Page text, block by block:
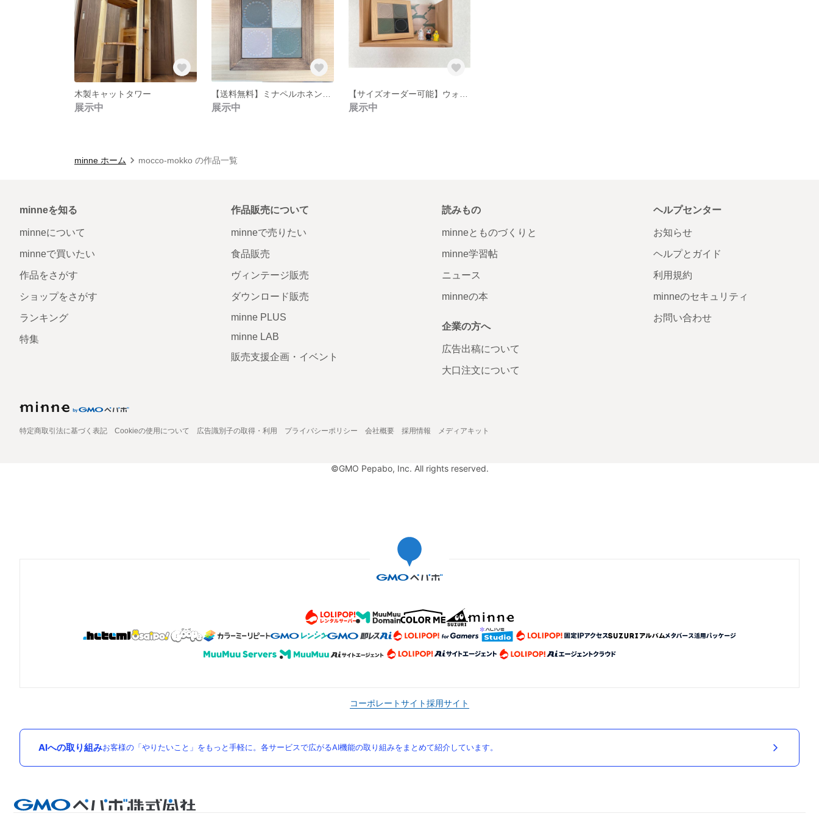
木製キャットタワー
展示中 展示中 展示中
minne ホーム mocco-mokko の作品一覧
minneを知る
minneについて
minneで買いたい
作品をさがす
ショップをさがす
ランキング
特集
作品販売について
minneで売りたい
食品販売
ヴィンテージ販売
ダウンロード販売
minne PLUS
minne LAB
販売支援企画・イベント
読みもの
minneとものづくりと
minne学習帖
ニュース
minneの本
企業の方へ
広告出稿について
大口注文について
ヘルプセンター
お知らせ
ヘルプとガイド
利用規約
minneのセキュリティ
お問い合わせ
特定商取引法に基づく表記 Cookieの使用について 広告識別子の取得・利用 プライバシーポリシー 会社概要 採用情報 メディアキット
©GMO Pepabo, Inc. All rights reserved.
コーポレートサイト採用サイト
AIへの取り組みお客様の「やりたいこと」をもっと手軽に。各サービスで広がるAI機能の取り組みをまとめて紹介しています。